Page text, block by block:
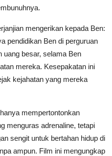
mengerikan kepada Ben:
pendidikan Ben di perguruan
uang besar, selama Ben
mereka. Kesepakatan ini
kejahatan yang mereka
mempertontonkan
menguras adrenaline, tetapi
sengit untuk bertahan hidup di
ampun. Film ini mengungkap